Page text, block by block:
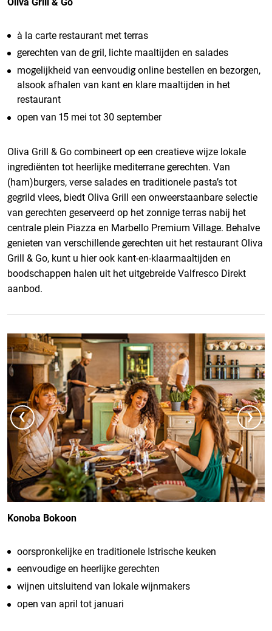
à la carte restaurant met terras
gerechten van de gril, lichte maaltijden en salades
mogelijkheid van eenvoudig online bestellen en bezorgen,
alsook afhalen van kant en klare maaltijden in het
restaurant
open van 15 mei tot 30 september
Oliva Grill & Go combineert op een creatieve wijze lokale
ingrediënten tot heerlijke mediterrane gerechten. Van
(ham)burgers, verse salades en traditionele pasta’s tot
gegrild vlees, biedt Oliva Grill een onweerstaanbare selectie
van gerechten geserveerd op het zonnige terras nabij het
centrale plein Piazza en Marbello Premium Village. Behalve
genieten van verschillende gerechten uit het restaurant Oliva
Grill & Go, kunt u hier ook kant-en-klaarmaaltijden en
boodschappen halen uit het uitgebreide Valfresco Direkt
aanbod.
‹ ›
Konoba Bokoon
oorspronkelijke en traditionele Istrische keuken
eenvoudige en heerlijke gerechten
wijnen uitsluitend van lokale wijnmakers
open van april tot januari